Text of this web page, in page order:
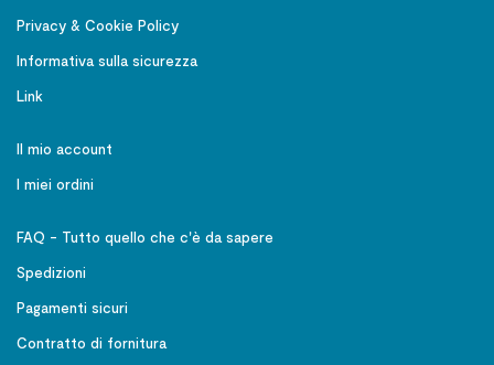
Privacy & Cookie Policy
Informativa sulla sicurezza
Link
Il mio account
I miei ordini
FAQ - Tutto quello che c'è da sapere
Spedizioni
Pagamenti sicuri
Contratto di fornitura